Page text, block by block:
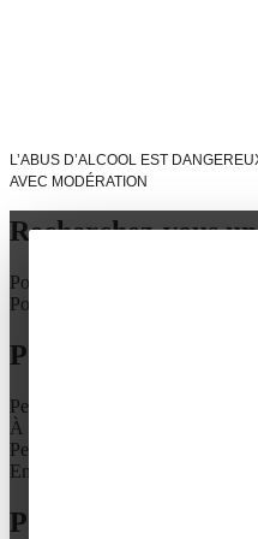
L’ABUS D’ALCOOL EST
AVEC MODÉRATION
Recherchez-vous
Pour offrir
Pour vous
Pour vous : le
Peu importe il n’y a pas d’heure
À l’apéritif, pour annoncer un
Pendant le repas, il se marie bien
En fin de repas, pour terminer
Pour vous, un